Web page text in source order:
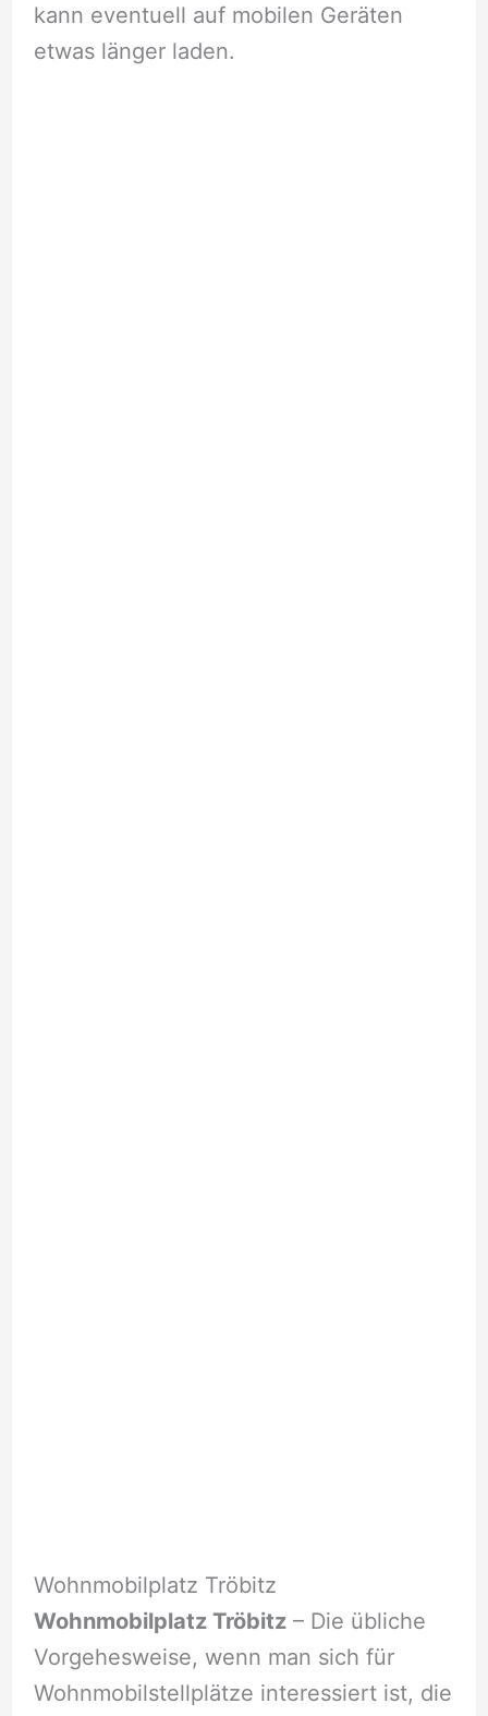
kann eventuell auf mobilen Geräten
etwas länger laden.
Wohnmobilplatz Tröbitz
Wohnmobilplatz Tröbitz– Die übliche
Vorgehesweise, wenn man sich für
Wohnmobilstellplätze interessiert ist, die